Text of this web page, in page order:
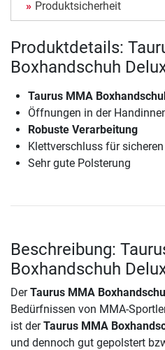
Produktsicherheit
Produktdetails:
Boxhandschuh
Taurus MMA
Öffnungen in der
Robuste Verarbeitung
Klettverschluss für
Sehr gute Polsterung
Beschreibung:
Boxhandschuh
DerTaurus MMA
Bedürfnissen von MMA-
ist derTaurus MMA
und dennoch gut gepolstert